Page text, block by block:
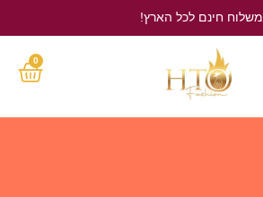
משלוח חינם לכל הארץ!
0